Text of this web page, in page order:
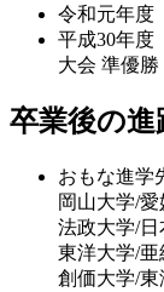
令和元年度
平成30年度
大会 準優勝
卒業後の進
おもな進学
岡山大学/
法政大学/
東洋大学/
創価大学/